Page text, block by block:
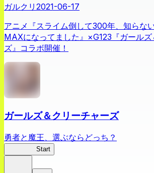
ガルクリ 2021-06-17
アニメ『スライム倒して300年、知らな
MAXになってました』×G123『ガール
ズ』コラボ開催！
ガールズ＆クリーチャーズ
勇者と魔王、選ぶならどっち？
Start